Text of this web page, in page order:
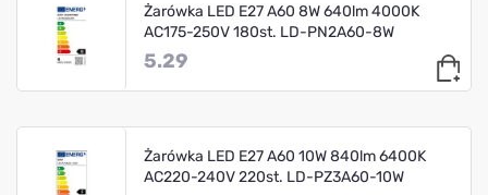
Żarówka LED E27 A60 8W 640lm 4000K
AC175-250V 180st. LD-PN2A60-8W
5.29
Żarówka LED E27 A60 10W 840lm 6400K
AC220-240V 220st. LD-PZ3A60-10W